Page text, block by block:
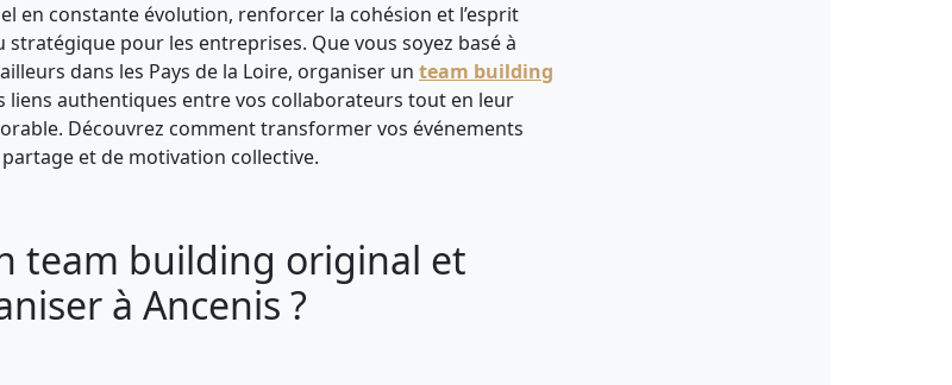
en constante évolution, renforcer la cohésion et l’esprit
stratégique pour les entreprises. Que vous soyez basé à
dans les Pays de la Loire, organiser un team building
liens authentiques entre vos collaborateurs tout en leur
Découvrez comment transformer vos événements
et de motivation collective.
team building original et
à Ancenis ?